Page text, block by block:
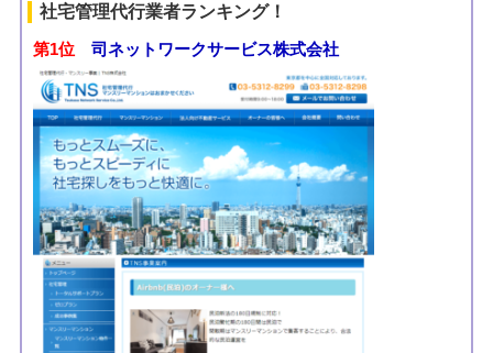
社宅管理代行業者ランキング！
第1位 司ネットワークサービス株式会社